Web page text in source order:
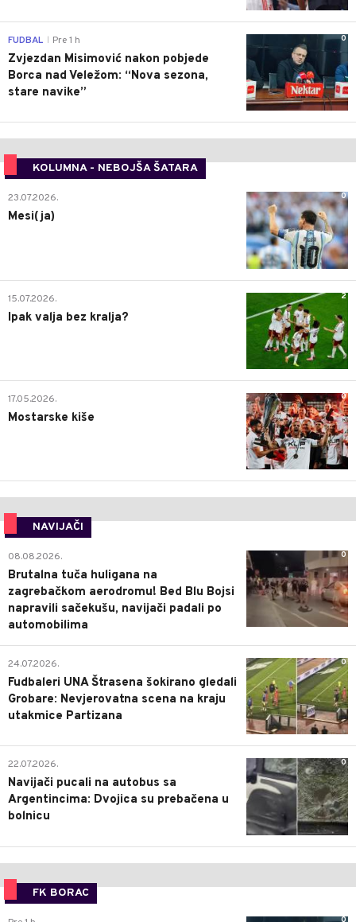
0
FUDBAL Pre 1 h
Zvjezdan Misimović nakon pobjede
Borca nad Veležom: “Nova sezona,
stare navike”
KOLUMNA - NEBOJŠA ŠATARA
0
23.07.2026.
Mesi(ja)
2
15.07.2026.
Ipak valja bez kralja?
0
17.05.2026.
Mostarske kiše
NAVIJAČI
0
08.08.2026.
Brutalna tuča huligana na
zagrebačkom aerodromu! Bed Blu Bojsi
napravili sačekušu, navijači padali po
automobilima
0
24.07.2026.
Fudbaleri UNA Štrasena šokirano gledali
Grobare: Nevjerovatna scena na kraju
utakmice Partizana
0
22.07.2026.
Navijači pucali na autobus sa
Argentincima: Dvojica su prebačena u
bolnicu
FK BORAC